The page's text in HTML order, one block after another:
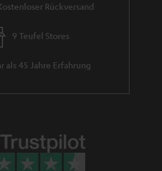
Rückversand
9 Teufel Stores
als 45 Jahre Erfahrung